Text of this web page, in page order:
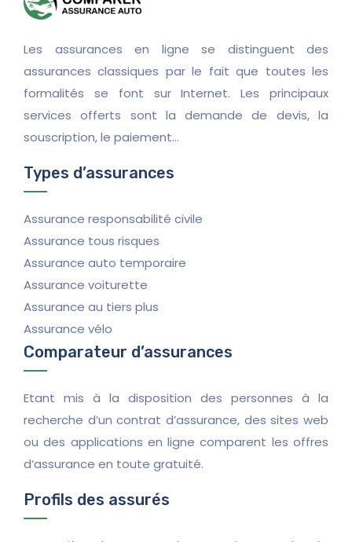
Les assurances en ligne se distinguent des
assurances classiques par le fait que toutes les
formalités se font sur Internet. Les principaux
services offerts sont la demande de devis, la
souscription, le paiement…
Types d’assurances
Assurance responsabilité civile
Assurance tous risques
Assurance auto temporaire
Assurance voiturette
Assurance au tiers plus
Assurance vélo
Comparateur d’assurances
Etant mis à la disposition des personnes à la
recherche d’un contrat d’assurance, des sites web
ou des applications en ligne comparent les offres
d’assurance en toute gratuité.
Profils des assurés